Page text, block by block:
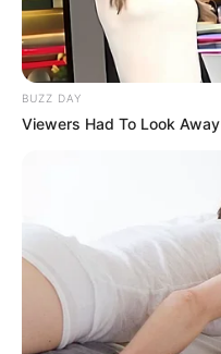
You'll Be Amazed By
BRAINBERRIES
Enter A World Of
BUZZ DAY
Viewers Had To Look